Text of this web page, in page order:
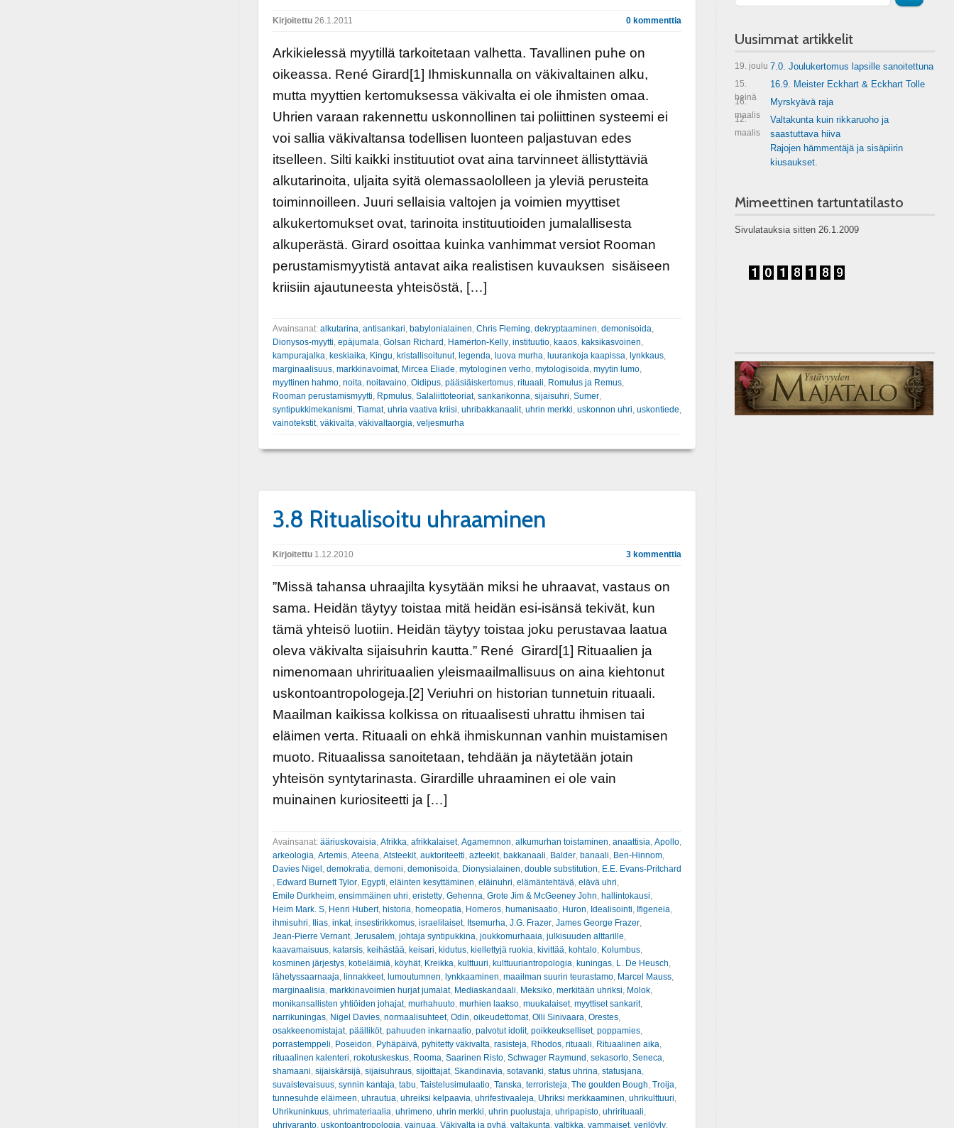
Kirjoitettu26.1.2011 0 kommenttia
Arkikielessä myytillä tarkoitetaan valhetta. Tavallinen puhe on
oikeassa. René Girard[1] Ihmiskunnalla on väkivaltainen alku,
mutta myyttien kertomuksessa väkivalta ei ole ihmisten omaa.
Uhrien varaan rakennettu uskonnollinen tai poliittinen systeemi ei
voi sallia väkivaltansa todellisen luonteen paljastuvan edes
itselleen. Silti kaikki instituutiot ovat aina tarvinneet ällistyttäviä
alkutarinoita, uljaita syitä olemassaololleen ja yleviä perusteita
toiminnoilleen. Juuri sellaisia valtojen ja voimien myyttiset
alkukertomukset ovat, tarinoita instituutioiden jumalallisesta
alkuperästä. Girard osoittaa kuinka vanhimmat versiot Rooman
perustamismyytistä antavat aika realistisen kuvauksen sisäiseen
kriisiin ajautuneesta yhteisöstä, […]
Avainsanat: alkutarina, antisankari, babylonialainen, Chris Fleming, dekryptaaminen, demonisoida,
Dionysos-myytti, epäjumala, Golsan Richard , Hamerton-Kelly, instituutio, kaaos, kaksikasvoinen,
kampurajalka, keskiaika, Kingu, kristallisoitunut, legenda, luova murha, luurankoja kaapissa, lynkkaus,
marginaalisuus, markkinavoimat, Mircea Eliade, mytologinen verho, mytologisoida, myytin lumo,
myyttinen hahmo, noita, noitavaino, Oidipus, pääsiäiskertomus, rituaali, Romulus ja Remus,
Rooman perustamismyytti, Rpmulus, Salaliittoteoriat, sankarikonna, sijaisuhri, Sumer,
syntipukkimekanismi, Tiamat, uhria vaativa kriisi, uhribakkanaalit, uhrin merkki, uskonnon uhri, uskontiede,
vainotekstit, väkivalta, väkivaltaorgia, veljesmurha
3.8 Ritualisoitu uhraaminen
Kirjoitettu1.12.2010 3 kommenttia
”Missä tahansa uhraajilta kysytään miksi he uhraavat, vastaus on
sama. Heidän täytyy toistaa mitä heidän esi-isänsä tekivät, kun
tämä yhteisö luotiin. Heidän täytyy toistaa joku perustavaa laatua
oleva väkivalta sijaisuhrin kautta.” René Girard[1] Rituaalien ja
nimenomaan uhrirituaalien yleismaailmallisuus on aina kiehtonut
uskontoantropologeja.[2] Veriuhri on historian tunnetuin rituaali.
Maailman kaikissa kolkissa on rituaalisesti uhrattu ihmisen tai
eläimen verta. Rituaali on ehkä ihmiskunnan vanhin muistamisen
muoto. Rituaalissa sanoitetaan, tehdään ja näytetään jotain
yhteisön syntytarinasta. Girardille uhraaminen ei ole vain
muinainen kuriositeetti ja […]
Avainsanat: ääriuskovaisia Afrikka afrikkalaiset, Agamemnon alkumurhan toistaminen anaattisia Apollo,
arkeologia Artemis, Ateena Atsteekit, auktoriteetti azteekit, bakkanaali Balder, banaali Ben-Hinnom,
Davies Nigel demokratia demoni demonisoida Dionysialainen double substitution E.E. Evans-Pritchard
Edward Burnett Tylor, Egypti eläinten kesyttäminen eläinuhri elämäntehtävä elävä uhri
Emile Durkheim, ensimmäinen uhri eristetty, Gehenna Grote Jim & McGeeney John hallintokausi
Heim Mark. S, Henri Hubert, historia homeopatia Homeros, humanisaatio, Huron Idealisointi Ifigeneia
ihmisuhri Ilias, inkat, insestirikkomus, israelilaiset, Itsemurha J.G. Frazer, James George Frazer,
Jean-Pierre Vernant, Jerusalem, johtaja syntipukkina joukkomurhaaia julkisuuden alttarille
kaavamaisuus, katarsis, keihästää keisari kidutus, kiellettyjä ruokia kivittää kohtalo, Kolumbus,
kosminen järjestys, kotieläimiä köyhät, Kreikka kulttuuri kulttuuriantropologia kuningas, L. De Heusch
lähetyssaarnaaja linnakkeet, lumoutumnen lynkkaaminen maailman suurin teurastamo, Marcel Mauss,
marginaalisia markkinavoimien hurjat jumalat, Mediaskandaali Meksiko, merkitään uhriksi Molok,
monikansallisten yhtiöiden johajat, murhahuuto, murhien laakso, muukalaiset, myyttiset sankarit,
narrikuningas, Nigel Davies, normaalisuhteet, Odin oikeudettomat, Olli Sinivaara Orestes,
osakkeenomistajat, päälliköt, pahuuden inkarnaatio, palvotut idolit, poikkeukselliset, poppamies,
porrastemppeli Poseidon Pyhäpäivä pyhitetty väkivalta rasisteja Rhodos, rituaali Rituaalinen aika
rituaalinen kalenteri rokotuskeskus, Rooma Saarinen Risto, Schwager Raymund sekasorto, Seneca
shamaani sijaiskärsijä sijaisuhraus, sijoittajat, Skandinavia sotavanki status uhrina statusjana
suvaistevaisuus, synnin kantaja tabu Taistelusimulaatio, Tanska terroristeja The goulden Bough Troija
tunnesuhde eläimeen uhrautua uhreiksi kelpaavia uhrifestivaaleja Uhriksi merkkaaminen uhrikulttuuri
Uhrikuninkuus, uhrimateriaalia uhrimeno, uhrin merkki uhrin puolustaja uhripapisto, uhrirituaali
uhrivaranto, uskontoantropologia vainuaa Väkivalta ja pyhä valtakunta valtikka vammaiset, verilöyly,
Uusimmat artikkelit
19. joulu 7.0. Joulukertomus lapsille sanoitettuna
15.
heinä
16.9. Meister Eckhart & Eckhart Tolle
16.
maalis
Myrskyävä raja
12.
maalis
Valtakunta kuin rikkaruoho ja
saastuttava hiiva
Rajojen hämmentäjä ja sisäpiirin
kiusaukset.
Mimeettinen tartuntatilasto
Sivulatauksia sitten 26.1.2009